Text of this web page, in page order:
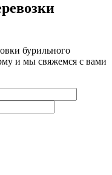
бурильного
и мы свяжемся с вами